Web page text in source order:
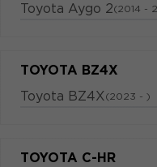
Toyota Aygo 2(2014 -
TOYOTA BZ4X
Toyota BZ4X(2023 - )
TOYOTA C-HR